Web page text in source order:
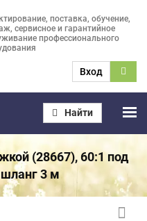
поставка, обучение,
сервисное и гарантийное
профессионального
Вход
Найти
(28667), 60:1 под
шланг 3 м